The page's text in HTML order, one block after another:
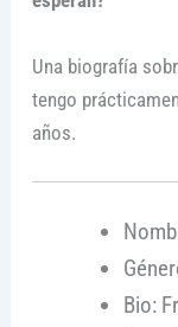
Una biografía
tengo
años.
Bio: